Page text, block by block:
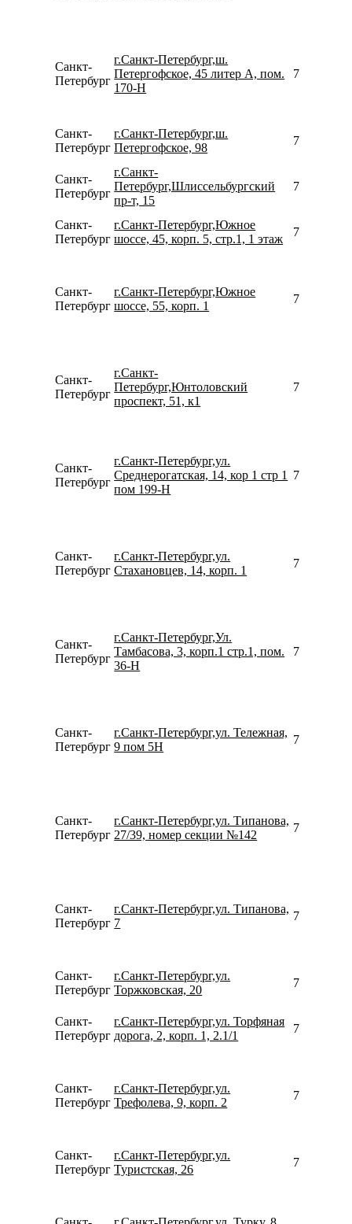
Санкт-
Петербург
г.Санкт-Петербург,ш.
Петергофское, 45 литер А, пом.
170-Н
Санкт-
Петербург
г.Санкт-Петербург,ш.
Петергофское, 98
Санкт-
Петербург
г.Санкт-
Петербург,Шлиссельбургский
пр-т, 15
Санкт-
Петербург
г.Санкт-Петербург,Южное
шоссе, 45, корп. 5, стр.1, 1 этаж
Санкт-
Петербург
г.Санкт-Петербург,Южное
шоссе, 55, корп. 1
Санкт-
Петербург
г.Санкт-
Петербург,Юнтоловский
проспект, 51, к1
Санкт-
Петербург
г.Санкт-Петербург,ул.
Среднерогатская, 14, кор 1 стр 1
пом 199-Н
Санкт-
Петербург
г.Санкт-Петербург,ул.
Стахановцев, 14, корп. 1
Санкт-
Петербург
г.Санкт-Петербург,Ул.
Тамбасова, 3, корп.1 стр.1, пом.
36-Н
Санкт-
Петербург
г.Санкт-Петербург,ул. Тележная,
9 пом 5Н
Санкт-
Петербург
г.Санкт-Петербург,ул. Типанова,
27/39, номер секции №142
Санкт-
Петербург
г.Санкт-Петербург,ул. Типанова,
7
Санкт-
Петербург
г.Санкт-Петербург,ул.
Торжковская, 20
Санкт-
Петербург
г.Санкт-Петербург,ул. Торфяная
дорога, 2, корп. 1, 2.1/1
Санкт-
Петербург
г.Санкт-Петербург,ул.
Трефолева, 9, корп. 2
Санкт-
Петербург
г.Санкт-Петербург,ул.
Туристская, 26